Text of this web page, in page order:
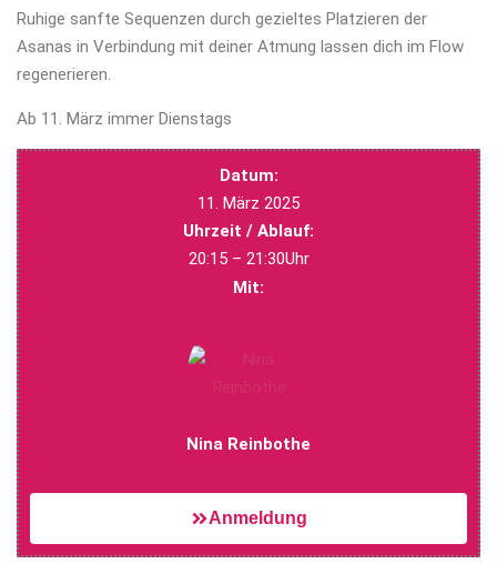
Ruhige sanfte Sequenzen durch gezieltes Platzieren der
Asanas in Verbindung mit deiner Atmung lassen dich im Flow
regenerieren.
Ab 11. März immer Dienstags
Datum:
11. März 2025
Uhrzeit / Ablauf:
20:15 – 21:30Uhr
Mit:
Nina Reinbothe
Anmeldung